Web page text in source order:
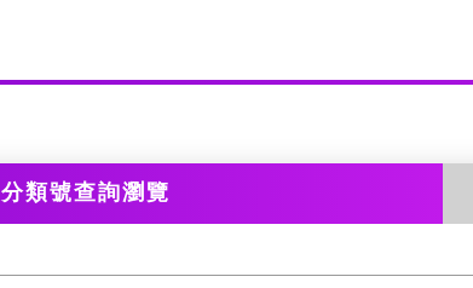
分類號查詢瀏覽